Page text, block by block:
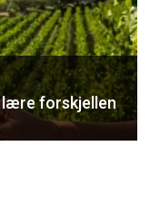
lære forskjellen